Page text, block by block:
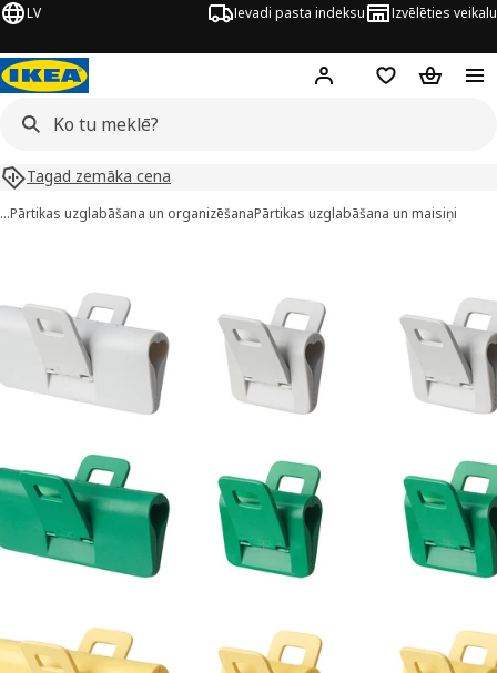
LV Ievadi pasta indeksu Izvēlēties veikalu
Hej! Pierakstīties
PirkumuPirkumu
Tagad zemāka cena
…Pārtikas uzglabāšana un organizēšanaPārtikas uzglabāšana un maisiņi